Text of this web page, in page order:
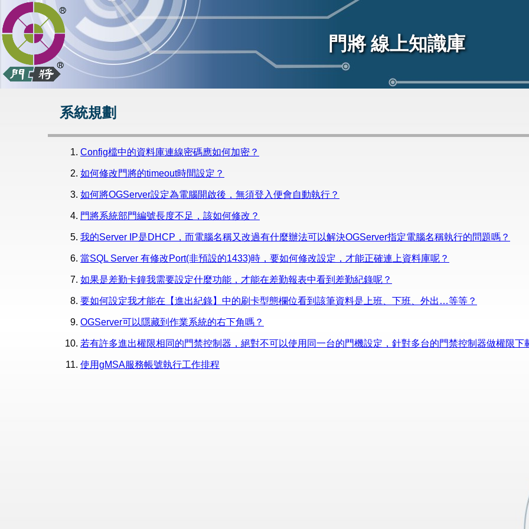
門將 線上知識庫
系統規劃
Config檔中的資料庫連線密碼應如何加密？
如何修改門將的timeout時間設定？
如何將OGServer設定為電腦開啟後，無須登入便會自動執行？
門將系統部門編號長度不足，該如何修改？
我的Server IP是DHCP，而電腦名稱又改過有什麼辦法可以解決OGServer指定電腦名稱執行的問題嗎？
當SQL Server 有修改Port(非預設的1433)時，要如何修改設定，才能正確連上資料庫呢？
如果是差勤卡鐘我需要設定什麼功能，才能在差勤報表中看到差勤紀錄呢？
要如何設定我才能在【進出紀錄】中的刷卡型態欄位看到該筆資料是上班、下班、外出…等等？
OGServer可以隱藏到作業系統的右下角嗎？
若有許多進出權限相同的門禁控制器，絕對不可以使用同一台的門機設定，針對多台的門禁控制器做權限下
使用gMSA服務帳號執行工作排程